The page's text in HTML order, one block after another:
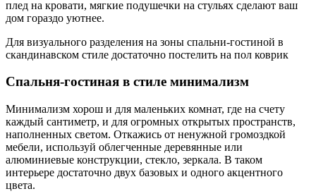
плед на кровати, мягкие подушечки на стульях сделают ваш
дом гораздо уютнее.
Для визуального разделения на зоны спальни-гостиной в
скандинавском стиле достаточно постелить на пол коврик
Спальня-гостиная в стиле минимализм
Минимализм хорош и для маленьких комнат, где на счету
каждый сантиметр, и для огромных открытых пространств,
наполненных светом. Откажись от ненужной громоздкой
мебели, используй облегченные деревянные или
алюминиевые конструкции, стекло, зеркала. В таком
интерьере достаточно двух базовых и одного акцентного
цвета.